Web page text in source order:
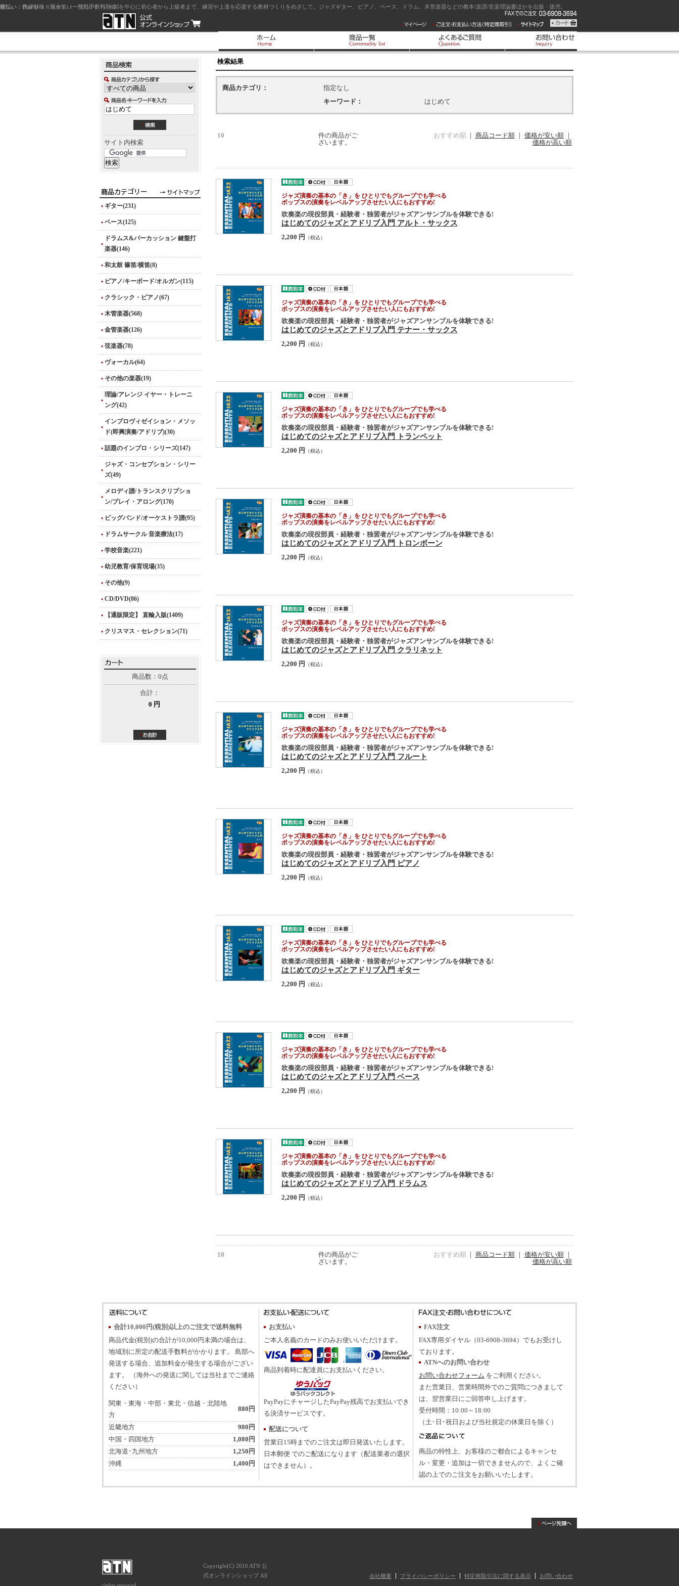
ジャズを中心に初心者から上級者まで、練習や上達を応援する教材づくりをめざして。ジャズギター、ピアノ、ベース、ドラム、木管楽器などの教本/楽譜/音楽理論書ほかを出版・販売。
サイト内検索
ギター(231)
ベース(125)
ドラムス&パーカッション 鍵盤打
楽器(146)
和太鼓 篠笛/横笛(8)
ピアノ/キーボード/オルガン(115)
クラシック・ピアノ(67)
木管楽器(568)
金管楽器(126)
弦楽器(78)
ヴォーカル(64)
その他の楽器(19)
理論/アレンジ イヤー・トレーニ
ング(42)
インプロヴィゼイション・メソッ
ド(即興演奏/アドリブ)(30)
話題のインプロ・シリーズ(147)
ジャズ・コンセプション・シリー
ズ(49)
メロディ譜/トランスクリプショ
ン/プレイ・アロング(170)
ビッグバンド/オーケストラ譜(95)
ドラムサークル 音楽療法(17)
学校音楽(221)
幼児教育/保育現場(35)
その他(9)
CD/DVD(86)
【通販限定】 直輸入版(1409)
クリスマス・セレクション(71)
商品数：0点
合計：
0 円
検索結果
商品カテゴリ：
指定なし
キーワード：
はじめて
10
件の商品がご
ざいます。
おすすめ順 商品コード順 価格が安い順
価格が高い順
ジャズ演奏の基本の「き」を ひとりでもグループでも学べる
ポップスの演奏をレベルアップさせたい人にもおすすめ!
吹奏楽の現役部員・経験者・独習者がジャズアンサンブルを体験できる!
はじめてのジャズとアドリブ入門 アルト・サックス
2,200 円 （税込）
ジャズ演奏の基本の「き」を ひとりでもグループでも学べる
ポップスの演奏をレベルアップさせたい人にもおすすめ!
吹奏楽の現役部員・経験者・独習者がジャズアンサンブルを体験できる!
はじめてのジャズとアドリブ入門 テナー・サックス
2,200 円 （税込）
ジャズ演奏の基本の「き」を ひとりでもグループでも学べる
ポップスの演奏をレベルアップさせたい人にもおすすめ!
吹奏楽の現役部員・経験者・独習者がジャズアンサンブルを体験できる!
はじめてのジャズとアドリブ入門 トランペット
2,200 円 （税込）
ジャズ演奏の基本の「き」を ひとりでもグループでも学べる
ポップスの演奏をレベルアップさせたい人にもおすすめ!
吹奏楽の現役部員・経験者・独習者がジャズアンサンブルを体験できる!
はじめてのジャズとアドリブ入門 トロンボーン
2,200 円 （税込）
ジャズ演奏の基本の「き」を ひとりでもグループでも学べる
ポップスの演奏をレベルアップさせたい人にもおすすめ!
吹奏楽の現役部員・経験者・独習者がジャズアンサンブルを体験できる!
はじめてのジャズとアドリブ入門 クラリネット
2,200 円 （税込）
ジャズ演奏の基本の「き」を ひとりでもグループでも学べる
ポップスの演奏をレベルアップさせたい人にもおすすめ!
吹奏楽の現役部員・経験者・独習者がジャズアンサンブルを体験できる!
はじめてのジャズとアドリブ入門 フルート
2,200 円 （税込）
ジャズ演奏の基本の「き」を ひとりでもグループでも学べる
ポップスの演奏をレベルアップさせたい人にもおすすめ!
吹奏楽の現役部員・経験者・独習者がジャズアンサンブルを体験できる!
はじめてのジャズとアドリブ入門 ピアノ
2,200 円 （税込）
ジャズ演奏の基本の「き」を ひとりでもグループでも学べる
ポップスの演奏をレベルアップさせたい人にもおすすめ!
吹奏楽の現役部員・経験者・独習者がジャズアンサンブルを体験できる!
はじめてのジャズとアドリブ入門 ギター
2,200 円 （税込）
ジャズ演奏の基本の「き」を ひとりでもグループでも学べる
ポップスの演奏をレベルアップさせたい人にもおすすめ!
吹奏楽の現役部員・経験者・独習者がジャズアンサンブルを体験できる!
はじめてのジャズとアドリブ入門 ベース
2,200 円 （税込）
ジャズ演奏の基本の「き」を ひとりでもグループでも学べる
ポップスの演奏をレベルアップさせたい人にもおすすめ!
吹奏楽の現役部員・経験者・独習者がジャズアンサンブルを体験できる!
はじめてのジャズとアドリブ入門 ドラムス
2,200 円 （税込）
10
件の商品がご
ざいます。
おすすめ順 商品コード順 価格が安い順
価格が高い順
合計10,000円(税別)以上のご注文で送料無料
商品代金(税別)の合計が10,000円未満の場合は、
地域別に所定の配送手数料がかかります。 島部へ
発送する場合、追加料金が発生する場合がござい
ます。 （海外への発送に関しては当社までご連絡
ください）
関東・東海・中部・東北・信越・北陸地
方
880円
近畿地方
980円
中国・四国地方
1,080円
北海道･九州地方
1,250円
沖縄
1,400円
お支払い
前払い：クレジットカード（一括払い）
ご本人名義のカードのみお使いいただけます。
後払い：代金引換（現金払い・代引手数料別途）
商品到着時に配達員にお支払いください。
前払い：PayPay
PayPayにチャージしたPayPay残高でお支払いでき
る決済サービスです。
配送について
営業日15時までのご注文は即日発送いたします。
日本郵便 でのご配送になります（配送業者の選択
はできません）。
FAX注文
FAX専用ダイヤル（03-6908-3694）でもお受けし
ております。
ATNへのお問い合わせ
お問い合わせフォーム をご利用ください。
また営業日、営業時間外でのご質問につきまして
は、翌営業日にご回答申し上げます。
受付時間：10:00～18:00
（土･日･祝日および当社規定の休業日を除く）
商品の特性上、お客様のご都合によるキャンセ
ル・変更・追加は一切できませんので、よくご確
認の上でのご注文をお願いいたします。
Copyright(C) 2010 ATN 公
式オンラインショップ All
会社概要 プライバシーポリシー 特定商取引法に関する表示 お問い合わせ